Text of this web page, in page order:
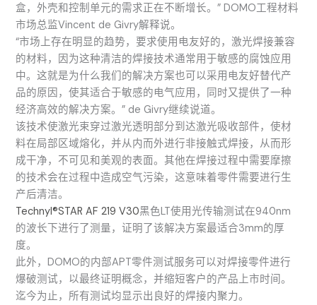
盒，外壳和控制单元的需求正在不断增长。” DOMO工程材料
市场总监Vincent de Givry解释说。
“市场上存在明显的趋势，要求使用电友好的，激光焊接兼容
的材料，因为这种清洁的焊接技术通常用于敏感的腐蚀应用
中。这就是为什么我们的解决方案也可以采用电友好替代产
品的原因，使其适合于敏感的电气应用，同时又提供了一种
经济高效的解决方案。” de Givry继续说道。
该技术使激光束穿过激光透明部分到达激光吸收部件，使材
料在局部区域熔化，并从内而外进行非接触式焊接，从而形
成干净，不可见和美观的表面。其他在焊接过程中需要摩擦
的技术会在过程中造成空气污染，这意味着零件需要进行生
产后清洁。
Technyl®STAR AF 219 V30黑色LT使用光传输测试在940nm
的波长下进行了测量，证明了该解决方案最适合3mm的厚
度。
此外，DOMO的内部APT零件测试服务可以对焊接零件进行
爆破测试，以最终证明概念，并缩短客户的产品上市时间。
迄今为止，所有测试均显示出良好的焊接内聚力。